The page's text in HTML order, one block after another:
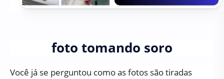
foto tomando soro
Você já se perguntou como as fotos são tiradas